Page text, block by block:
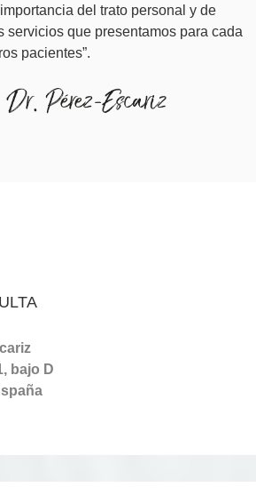
del trato personal y de
servicios que presentamos para cada
pacientes”.
bajo D